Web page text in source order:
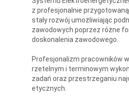
z profesjonalnie przygotowaną
stały rozwój umożliwiając
zawodowych poprzez różne
doskonalenia zawodowego.
Profesjonalizm pracowników
rzetelnym i terminowym
zadań oraz przestrzeganiu
etycznych.